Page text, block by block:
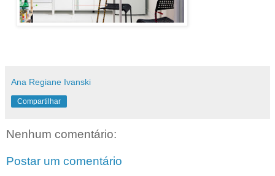
Ana Regiane Ivanski
Compartilhar
Nenhum comentário:
Postar um comentário